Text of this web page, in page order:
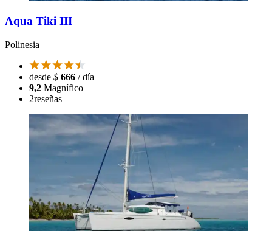
Aqua Tiki III
Polinesia
desde $ 666 / día
9,2 Magnífico
2reseñas